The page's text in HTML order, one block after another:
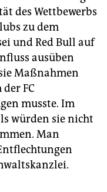
des Wettbewerbs
zu dem
und Red Bull auf
ausüben
Maßnahmen
FC
musste. Im
würden sie nicht
Man